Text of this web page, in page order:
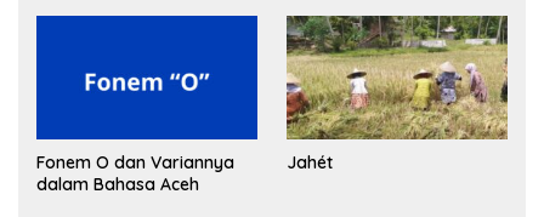
Fonem O dan Variannya
dalam Bahasa Aceh
Jahét